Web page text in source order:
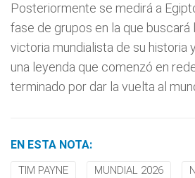
Posteriormente se medirá a
fase de grupos en la que buscará
victoria mundialista de su historia
una leyenda que comenzó en
terminado por dar la vuelta al
EN ESTA NOTA:
TIM PAYNE MUNDIAL 2026